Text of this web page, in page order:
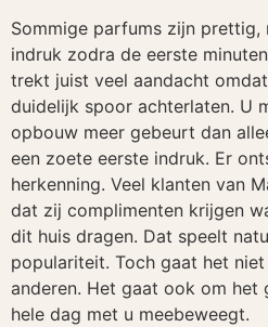
Sommige parfums zijn prettig,
indruk zodra de eerste
trekt juist veel aandacht
duidelijk spoor achterlaten. U
opbouw meer gebeurt dan
een zoete eerste indruk. Er
herkenning. Veel klanten van
dat zij complimenten krijgen
dit huis dragen. Dat speelt
populariteit. Toch gaat het
anderen. Het gaat ook om het
hele dag met u meebeweegt.